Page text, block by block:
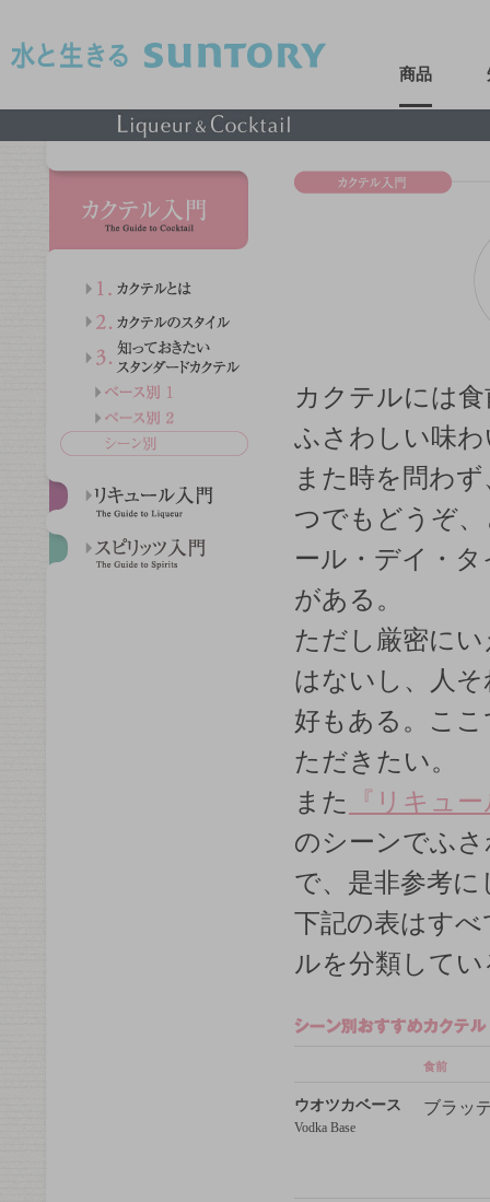
商品
カクテルには
ふさわしい味
また時を問わ
つでもどうぞ
ール・デイ・
がある。
ただし厳密に
はないし、人
好もある。こ
ただきたい。
また
『リキュ
のシーンでふ
で、是非参考
下記の表はす
ルを分類してい
食前
ウオツカベース
Vodka Base
ブラッ